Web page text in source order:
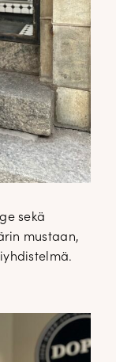
sekä
mustaan,